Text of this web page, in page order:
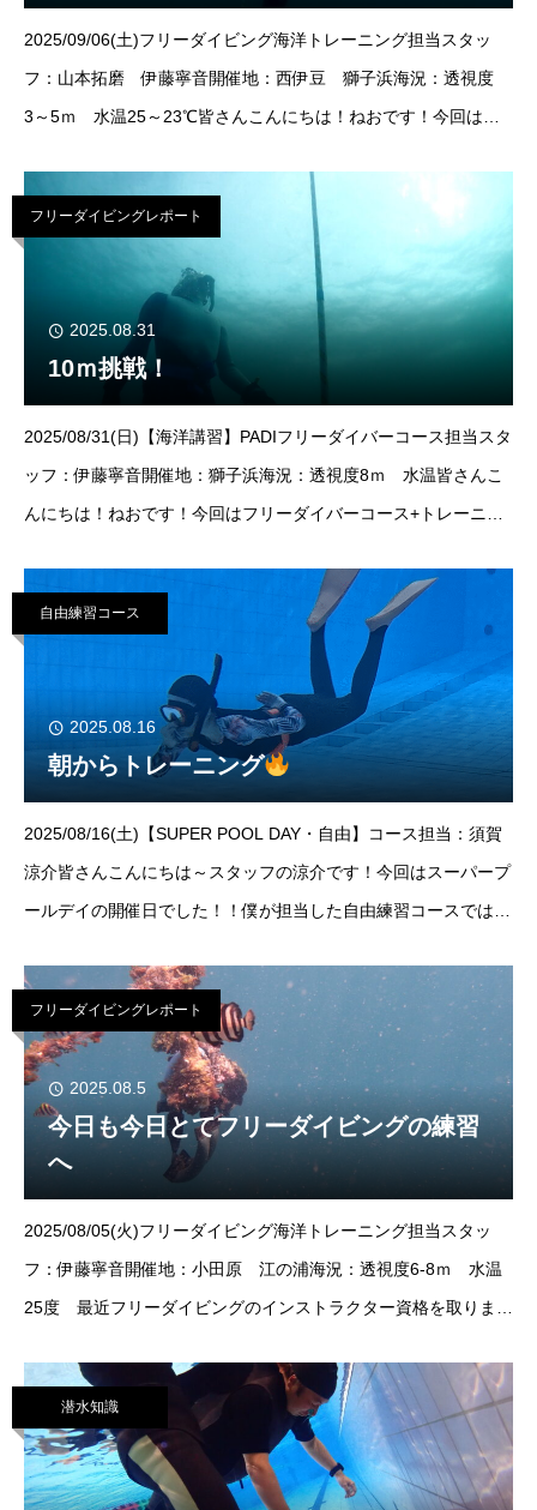
2025/09/06(土)フリーダイビング海洋トレーニング担当スタッ
フ：山本拓磨 伊藤寧音開催地：西伊豆 獅子浜海況：透視度
3～5ｍ 水温25～23℃皆さんこんにちは！ねおです！今回は、
た！ご参加いただ
フリーダイビングレポート
2025.08.31
10ｍ挑戦！
2025/08/31(日)【海洋講習】PADIフリーダイバーコース担当スタ
ッフ：伊藤寧音開催地：獅子浜海況：透視度8ｍ 水温皆さんこ
んにちは！ねおです！今回はフリーダイバーコース+トレーニン
ト様は8名様！
自由練習コース
2025.08.16
朝からトレーニング
2025/08/16(土)【SUPER POOL DAY・自由】コース担当：須賀
涼介皆さんこんにちは～スタッフの涼介です！今回はスーパープ
ールデイの開催日でした！！僕が担当した自由練習コースでは、
てます
フリーダイビングレポート
2025.08.5
今日も今日とてフリーダイビングの練習
へ
2025/08/05(火)フリーダイビング海洋トレーニング担当スタッ
フ：伊藤寧音開催地：小田原 江の浦海況：透視度6-8ｍ 水温
25度 最近フリーダイビングのインストラクター資格を取りまし
ングへ進出してき
潜水知識